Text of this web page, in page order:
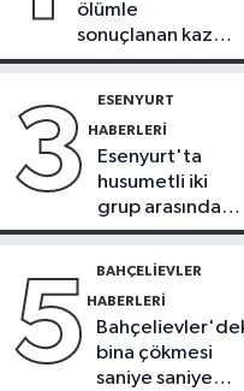
Şirin
ölümle
sonuçlanan kaza:
Sürücü
3 ESENYURT
HABERLERI
Esenyurt'ta
husumetli iki
grup arasında
silahlı kavga
5 BAHÇELIEVLER
HABERLERI
bina çökmesi
saniye saniye